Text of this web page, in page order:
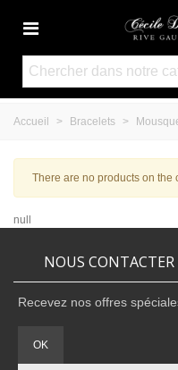
Accueil > Bracelets >
There are no products on the
null
NOUS
Recevez nos offres